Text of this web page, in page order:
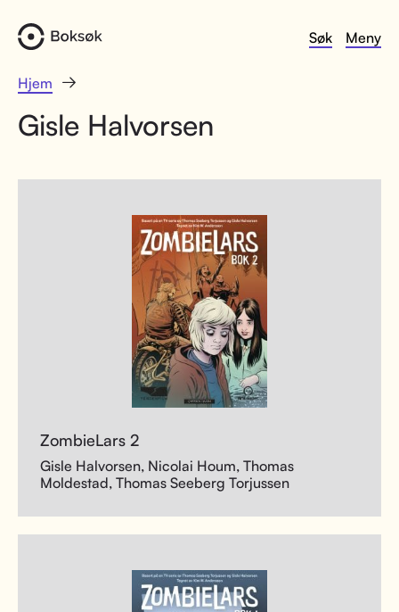
Søk Meny
Hjem
Gisle Halvorsen
ZombieLars 2
Gisle Halvorsen, Nicolai Houm, Thomas
Moldestad, Thomas Seeberg Torjussen